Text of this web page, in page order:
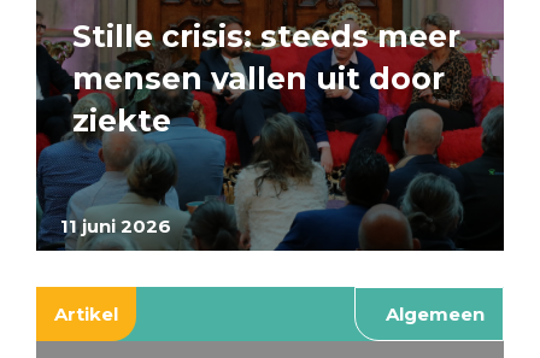
11 juni 2026
Stille crisis: steeds meer
mensen vallen uit door
ziekte
Artikel Algemeen